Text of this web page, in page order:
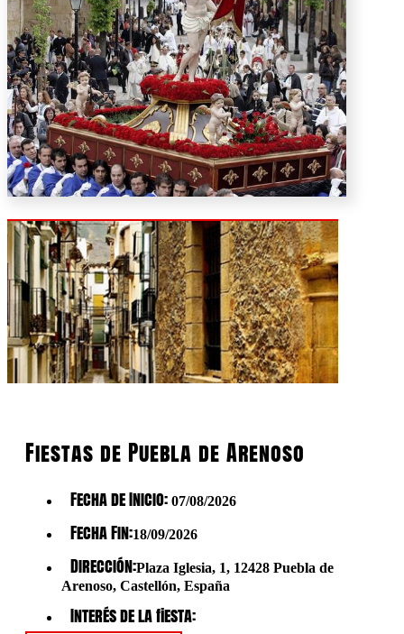
Fiestas de Puebla de Arenoso
Fecha de Inicio: 07/08/2026
Fecha Fin:18/09/2026
Dirección:Plaza Iglesia, 1, 12428 Puebla de
Arenoso, Castellón, España
Interés de la fiesta: